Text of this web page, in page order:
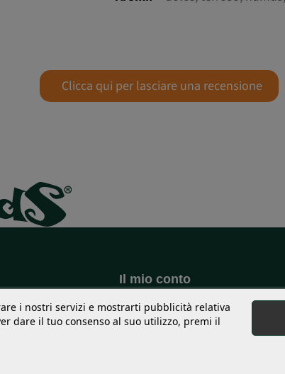
Clicca qui per lasciare una recensione
Il mio conto
Buoni
Indirizzo di spedizione
i nostri servizi e mostrarti pubblicità relativa
dare il tuo consenso al suo utilizzo, premi il